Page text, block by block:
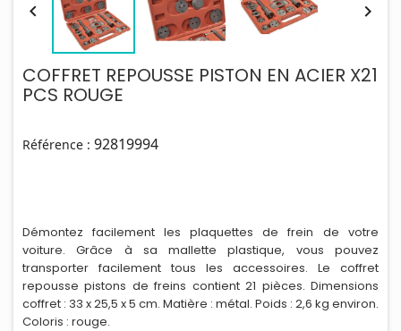
 
COFFRET REPOUSSE PISTON EN ACIER X21
PCS ROUGE
Référence : 92819994
Démontez facilement les plaquettes de frein de votre
voiture. Grâce à sa mallette plastique, vous pouvez
transporter facilement tous les accessoires. Le coffret
repousse pistons de freins contient 21 pièces. Dimensions
coffret : 33 x 25,5 x 5 cm. Matière : métal. Poids : 2,6 kg environ.
Coloris : rouge.